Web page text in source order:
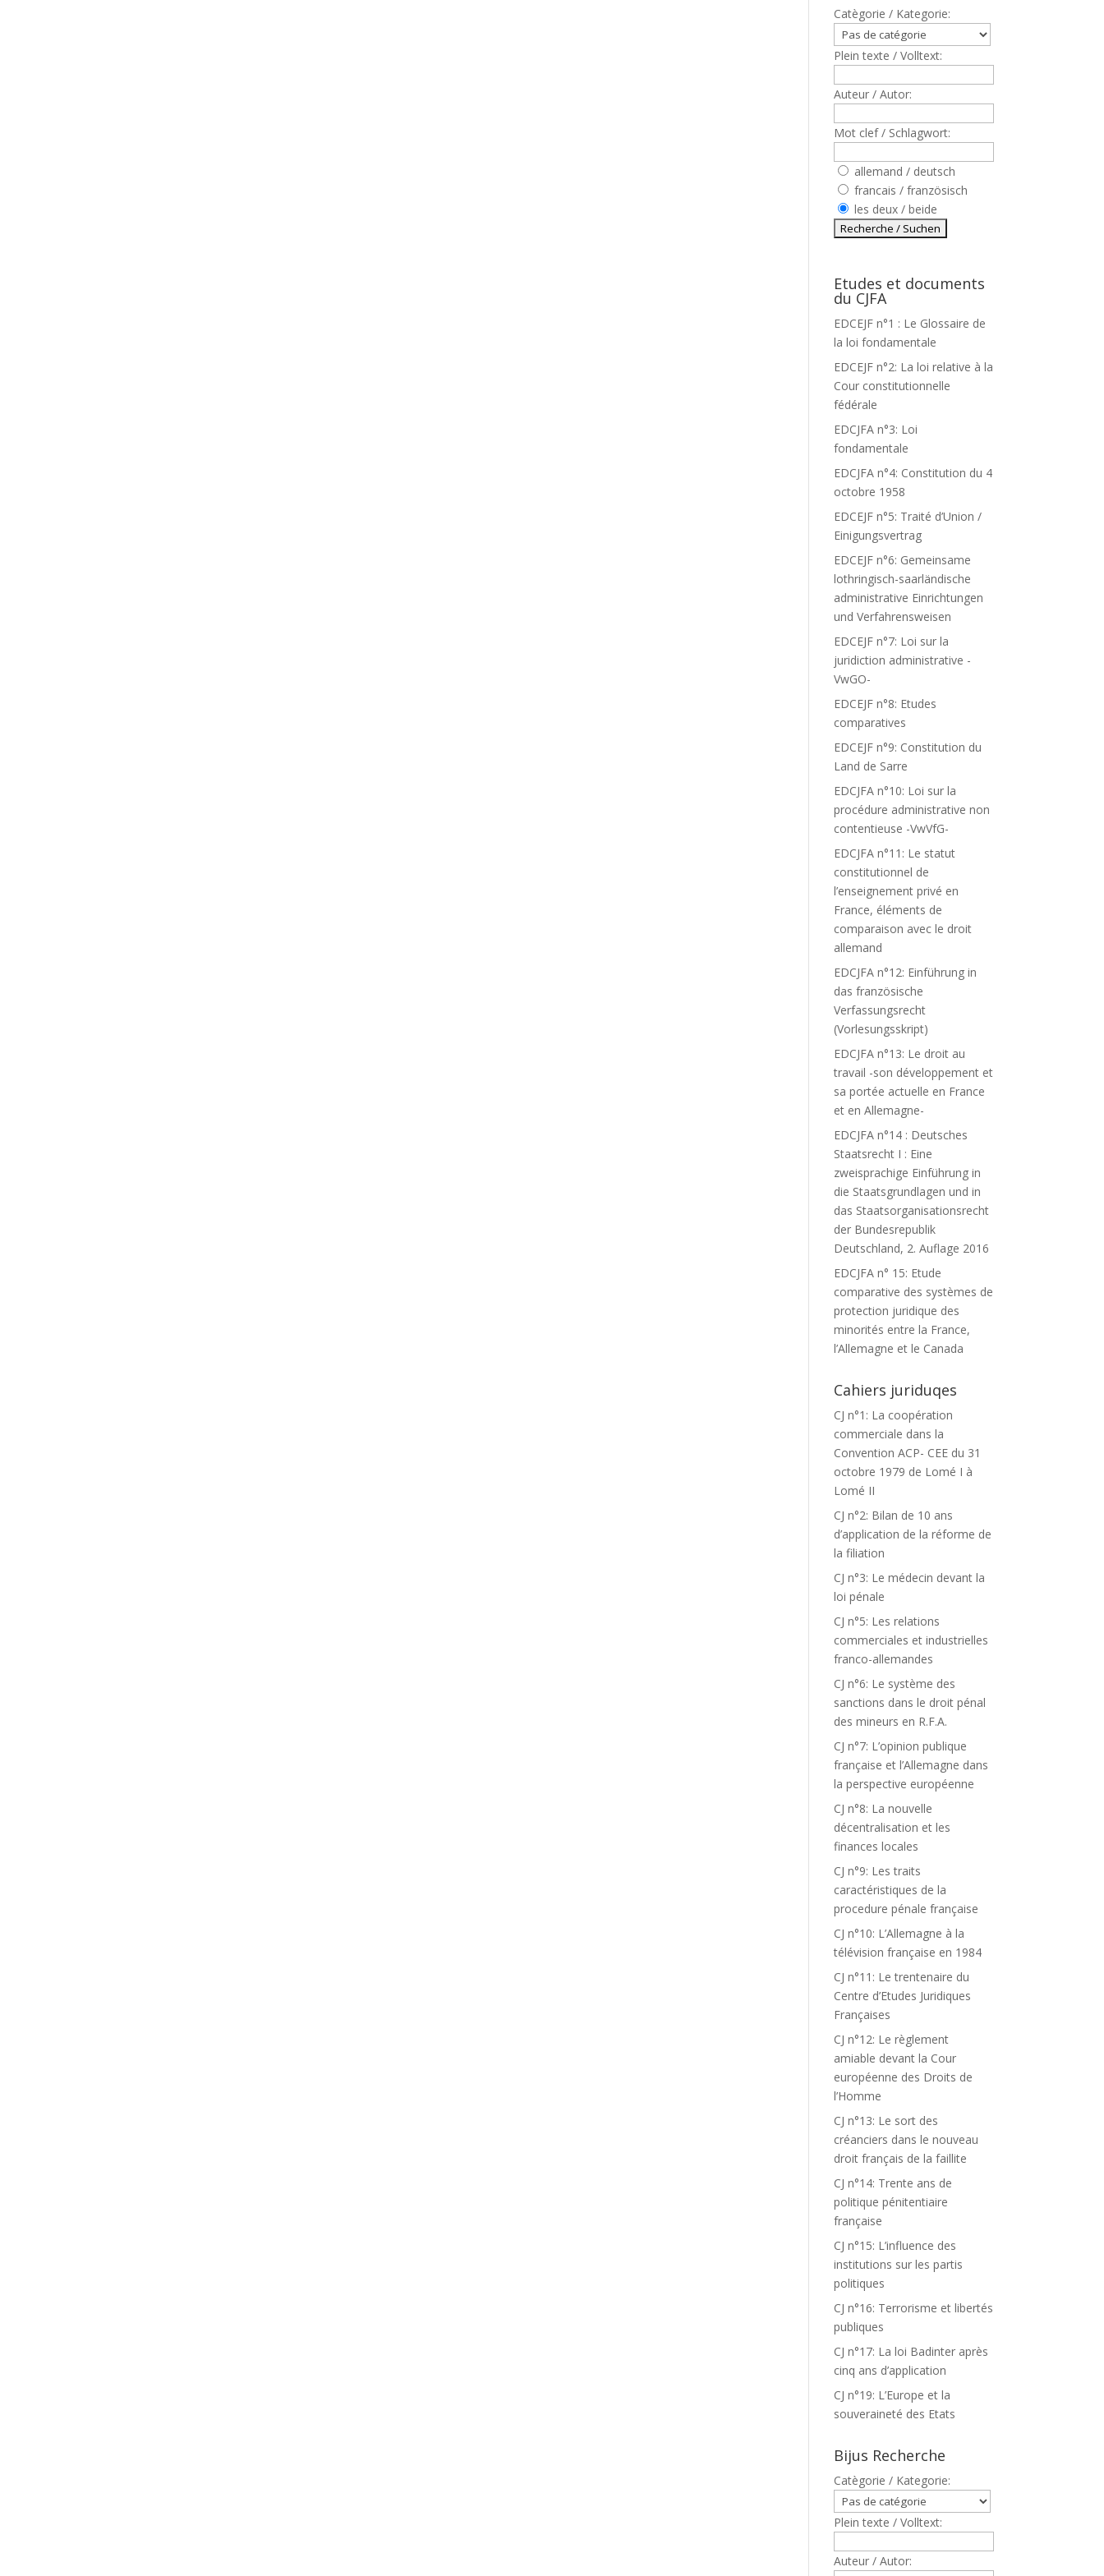
Catègorie / Kategorie:
Plein texte / Volltext:
Auteur / Autor:
Mot clef / Schlagwort:
allemand / deutsch
francais / französisch
les deux / beide
Etudes et documents
du CJFA
EDCEJF n°1 : Le Glossaire de
la loi fondamentale
EDCEJF n°2: La loi relative à la
Cour constitutionnelle
fédérale
EDCJFA n°3: Loi
fondamentale
EDCJFA n°4: Constitution du 4
octobre 1958
EDCEJF n°5: Traité d’Union /
Einigungsvertrag
EDCEJF n°6: Gemeinsame
lothringisch-saarländische
administrative Einrichtungen
und Verfahrensweisen
EDCEJF n°7: Loi sur la
juridiction administrative -
VwGO-
EDCEJF n°8: Etudes
comparatives
EDCEJF n°9: Constitution du
Land de Sarre
EDCJFA n°10: Loi sur la
procédure administrative non
contentieuse -VwVfG-
EDCJFA n°11: Le statut
constitutionnel de
l’enseignement privé en
France, éléments de
comparaison avec le droit
allemand
EDCJFA n°12: Einführung in
das französische
Verfassungsrecht
(Vorlesungsskript)
EDCJFA n°13: Le droit au
travail -son développement et
sa portée actuelle en France
et en Allemagne-
EDCJFA n°14 : Deutsches
Staatsrecht I : Eine
zweisprachige Einführung in
die Staatsgrundlagen und in
das Staatsorganisationsrecht
der Bundesrepublik
Deutschland, 2. Auflage 2016
EDCJFA n° 15: Etude
comparative des systèmes de
protection juridique des
minorités entre la France,
l’Allemagne et le Canada
Cahiers juriduqes
CJ n°1: La coopération
commerciale dans la
Convention ACP- CEE du 31
octobre 1979 de Lomé I à
Lomé II
CJ n°2: Bilan de 10 ans
d’application de la réforme de
la filiation
CJ n°3: Le médecin devant la
loi pénale
CJ n°5: Les relations
commerciales et industrielles
franco-allemandes
CJ n°6: Le système des
sanctions dans le droit pénal
des mineurs en R.F.A.
CJ n°7: L’opinion publique
française et l’Allemagne dans
la perspective européenne
CJ n°8: La nouvelle
décentralisation et les
finances locales
CJ n°9: Les traits
caractéristiques de la
procedure pénale française
CJ n°10: L’Allemagne à la
télévision française en 1984
CJ n°11: Le trentenaire du
Centre d’Etudes Juridiques
Françaises
CJ n°12: Le règlement
amiable devant la Cour
européenne des Droits de
l’Homme
CJ n°13: Le sort des
créanciers dans le nouveau
droit français de la faillite
CJ n°14: Trente ans de
politique pénitentiaire
française
CJ n°15: L’influence des
institutions sur les partis
politiques
CJ n°16: Terrorisme et libertés
publiques
CJ n°17: La loi Badinter après
cinq ans d’application
CJ n°19: L’Europe et la
souveraineté des Etats
Bijus Recherche
Catègorie / Kategorie:
Plein texte / Volltext:
Auteur / Autor: